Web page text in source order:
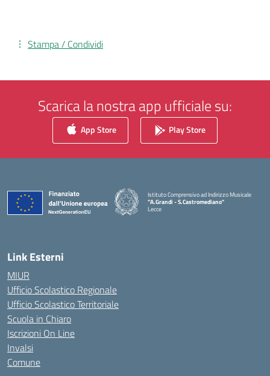
Stampa / Condividi
Scarica la nostra app ufficiale su:
App Store Play Store
Istituto Comprensivo ad Indirizzo Musicale
"A.Grandi - S.Castromediano"
Lecce
Link Esterni
MIUR
Ufficio Scolastico Regionale
Ufficio Scolastico Territoriale
Scuola in Chiaro
Iscrizioni On Line
Invalsi
Comune